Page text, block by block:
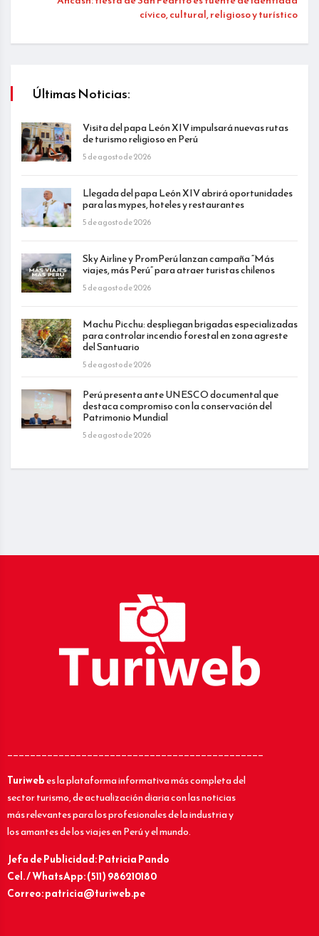
cívico, cultural, religioso y turístico
Últimas Noticias:
Visita del papa León XIV impulsará nuevas rutas
de turismo religioso en Perú
5 de agosto de 2026
Llegada del papa León XIV abrirá oportunidades
para las mypes, hoteles y restaurantes
5 de agosto de 2026
Sky Airline y PromPerú lanzan campaña “Más
viajes, más Perú” para atraer turistas chilenos
5 de agosto de 2026
Machu Picchu: despliegan brigadas especializadas
para controlar incendio forestal en zona agreste
del Santuario
5 de agosto de 2026
Perú presenta ante UNESCO documental que
destaca compromiso con la conservación del
Patrimonio Mundial
5 de agosto de 2026
_____________________________________________
Turiwebes la plataforma informativa más completa del
sector turismo, de actualización diaria con las noticias
más relevantes para los profesionales de la industria y
los amantes de los viajes en Perú y el mundo.
Jefa de Publicidad: Patricia Pando
Cel. / WhatsApp: (511) 986210180
Correo: patricia@turiweb.pe